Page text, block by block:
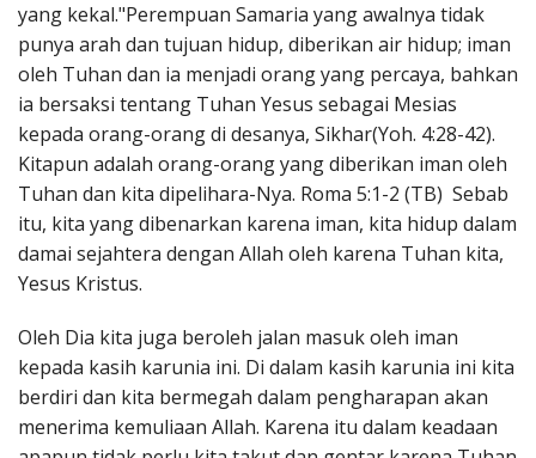
yang kekal."Perempuan Samaria yang awalnya tidak
punya arah dan tujuan hidup, diberikan air hidup; iman
oleh Tuhan dan ia menjadi orang yang percaya, bahkan
ia bersaksi tentang Tuhan Yesus sebagai Mesias
kepada orang-orang di desanya, Sikhar(Yoh. 4:28-42).
Kitapun adalah orang-orang yang diberikan iman oleh
Tuhan dan kita dipelihara-Nya. Roma 5:1-2 (TB) Sebab
itu, kita yang dibenarkan karena iman, kita hidup dalam
damai sejahtera dengan Allah oleh karena Tuhan kita,
Yesus Kristus.
Oleh Dia kita juga beroleh jalan masuk oleh iman
kepada kasih karunia ini. Di dalam kasih karunia ini kita
berdiri dan kita bermegah dalam pengharapan akan
menerima kemuliaan Allah. Karena itu dalam keadaan